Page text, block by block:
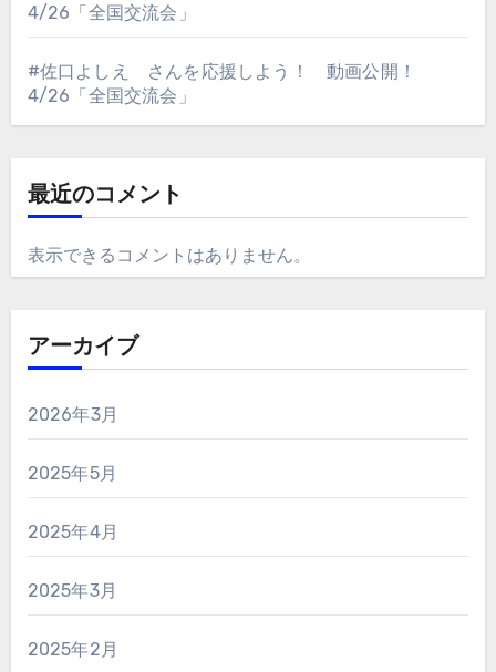
4/26「全国交流会」
#佐口よしえ さんを応援しよう！ 動画公開！
4/26「全国交流会」
最近のコメント
表示できるコメントはありません。
アーカイブ
2026年3月
2025年5月
2025年4月
2025年3月
2025年2月